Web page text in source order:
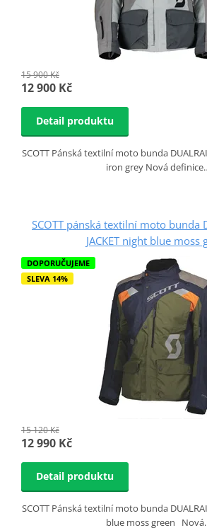
15 900 Kč
12 900 Kč
Detail produktu
SCOTT Pánská textilní moto bunda
iron grey Nová
SCOTT pánská textilní moto bunda
JACKET night blue moss
DOPORUČUJEME
SLEVA 14%
15 120 Kč
12 990 Kč
Detail produktu
SCOTT Pánská textilní moto bunda
blue moss green